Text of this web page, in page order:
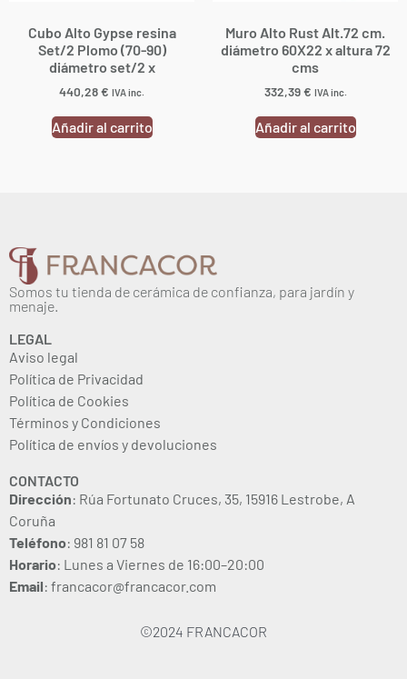
Cubo Alto Gypse resina
Set/2 Plomo (70-90)
diámetro set/2 x
440,28€ IVA inc.
Añadir al carrito
Muro Alto Rust Alt.72 cm.
diámetro 60X22 x altura 72
cms
332,39€ IVA inc.
Añadir al carrito
Somos tu tienda de cerámica de confianza, para jardín y
menaje.
LEGAL
Aviso legal
Política de Privacidad
Política de Cookies
Términos y Condiciones
Política de envíos y devoluciones
CONTACTO
Dirección: Rúa Fortunato Cruces, 35, 15916 Lestrobe, A
Coruña
Teléfono: 981 81 07 58
Horario: Lunes a Viernes de 16:00–20:00
Email: francacor@francacor.com
©2024 FRANCACOR